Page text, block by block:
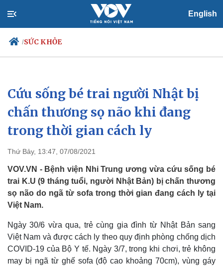
English
/SỨC KHỎE
Chính trị
Đảng
Tổ chức nhân sự
Quốc hội
Nhận diện sự thật
Xã hội
Tin 24h
Dự báo thời tiết
Giáo dục
Dấu ấn VOV
Cứu sống bé trai người Nhật bị
chấn thương sọ não khi đang
trong thời gian cách ly
Thứ Bảy, 13:47, 07/08/2021
VOV.VN - Bệnh viện Nhi Trung ương vừa cứu sống bé
trai K.U (9 tháng tuổi, người Nhật Bản) bị chấn thương
sọ não do ngã từ sofa trong thời gian đang cách ly tại
Việt Nam.
Ngày 30/6 vừa qua, trẻ cùng gia đình từ Nhật Bản sang
Việt Nam và được cách ly theo quy định phòng chống dịch
COVID-19 của Bộ Y tế. Ngày 3/7, trong khi chơi, trẻ không
may bị ngã từ ghế sofa (độ cao khoảng 70cm), vùng gáy